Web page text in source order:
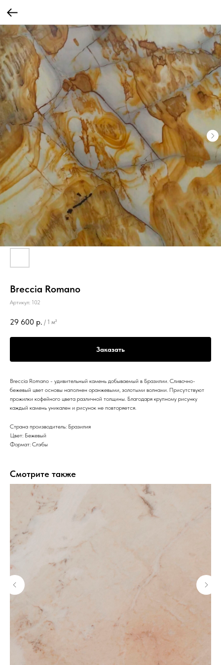
Breccia Romano
Артикул: 102
29 600 р. / 1 м²
Заказать
Breccia Romano - удивительный камень добываемый в Бразилии. Сливочно-
бежевый цвет основы наполнен оранжевыми, золотыми волнами. Присутствуют
прожилки кофейного цвета различной толщины. Благодаря крупному рисунку
каждый камень уникален и рисунок не повторяется.
Страна производитель: Бразилия
Цвет: Бежевый
Формат: Слэбы
Смотрите также